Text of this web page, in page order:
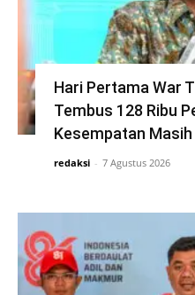
Hari Pertama War
Tembus 128 Ribu
Kesempatan Masih
redaksi - 7 Agustus 2026